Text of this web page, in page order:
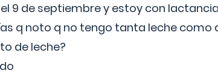
el 9 de septiembre y estoy con
q noto q no tengo tanta leche como
de leche?